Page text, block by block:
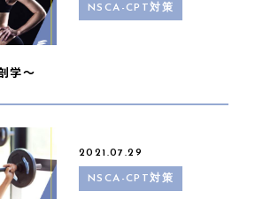
NSCA-CPT対策
学〜
2021.07.29
NSCA-CPT対策